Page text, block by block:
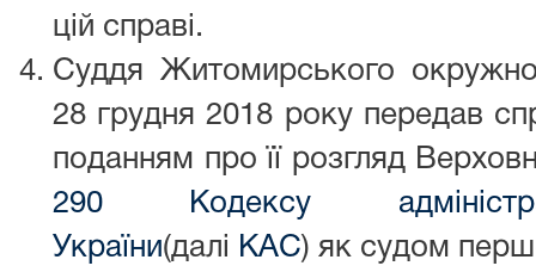
цій справі.
Суддя Житомирського
28 грудня 2018 року передав
поданням про її розгляд
290 Кодексу
України(далі КАС) як судом